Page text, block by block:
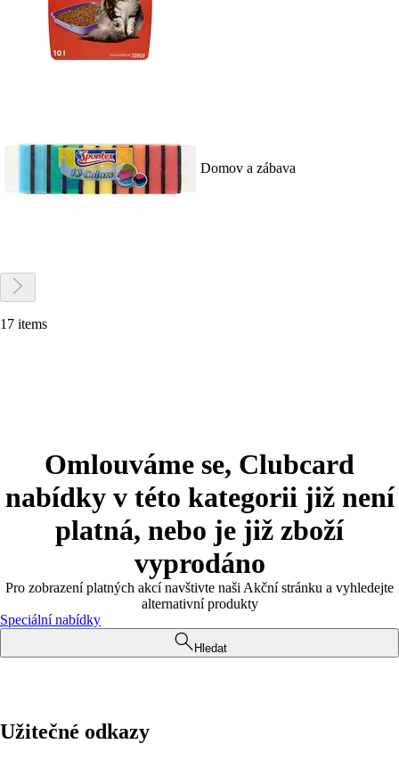
Domov a zábava
17 items
Omlouváme se, Clubcard
nabídky v této kategorii již není
platná, nebo je již zboží
vyprodáno
Pro zobrazení platných akcí navštivte naši Akční stránku a vyhledejte
alternativní produkty
Speciální nabídky
Hledat
Užitečné odkazy